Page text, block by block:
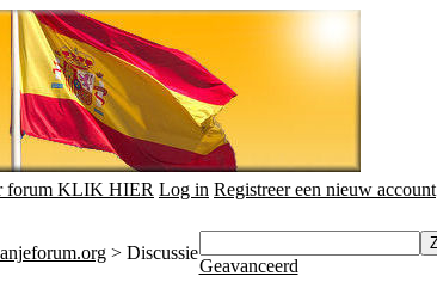
forum KLIK HIER Log in Registreer een nieuw account
> Discussie
Geavanceerd